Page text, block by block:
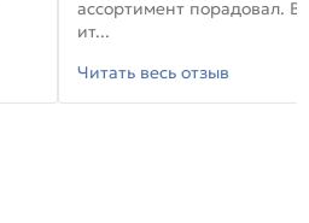
ассортимент порадовал. В
ит...
Читать весь отзыв